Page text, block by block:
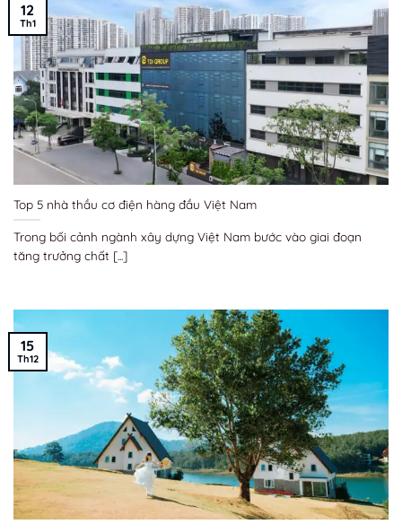
Top 5 nhà thầu cơ điện hàng đầu Việt Nam
Trong bối cảnh ngành xây dựng Việt Nam bước vào giai đoạn
tăng trưởng chất [...]
12
Th1
15
Th12